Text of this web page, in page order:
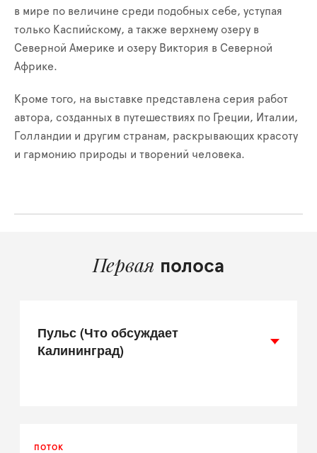
в мире по величине среди подобных себе, уступая
только Каспийскому, а также верхнему озеру в
Северной Америке и озеру Виктория в Северной
Африке.
Кроме того, на выставке представлена серия работ
автора, созданных в путешествиях по Греции, Италии,
Голландии и другим странам, раскрывающих красоту
и гармонию природы и творений человека.
Первая полоса
ПОТОК
Пульс (Что обсуждает
Калининград)